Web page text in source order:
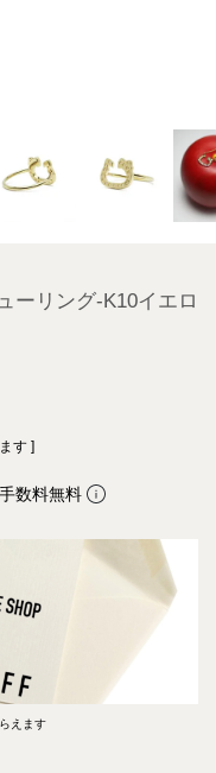
ーリング-K10イエロ
す ]
数料無料
えます